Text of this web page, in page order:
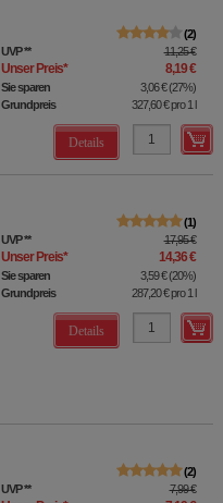
2
UVP** 11,25 €
Unser Preis* 8,19 €
Sie sparen 3,06 €(27%)
Grundpreis
327,60 €pro 1 l
Details
1
UVP** 17,95 €
Unser Preis* 14,36 €
Sie sparen 3,59 €(20%)
Grundpreis
287,20 €pro 1 l
Details
2
UVP** 7,99 €